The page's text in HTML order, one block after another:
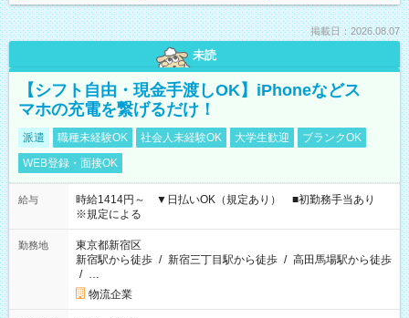
掲載日：2026.08.07
未読
【シフト自由・現金手渡しOK】iPhoneなどス
マホの充電を繋げるだけ！
派遣 職種未経験OK 社会人未経験OK 大学生歓迎
ブランクOK
WEB登録・面接OK
給与
時給1414円～ ▼日払いOK（規定あり） ■初勤務手当あり
※規定による
勤務地
東京都新宿区
新宿駅から徒歩 / 新宿三丁目駅から徒歩 / 高田馬場駅から徒歩
/ …
物流企業